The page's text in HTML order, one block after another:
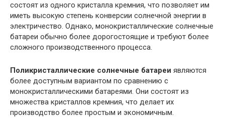
состоят из одного кристалла кремния, что позволяет им
иметь высокую степень конверсии солнечной энергии в
электричество. Однако, монокристаллические солнечные
батареи обычно более дорогостоящие и требуют более
сложного производственного процесса.
Поликристаллические солнечные батареи являются
более доступным вариантом по сравнению с
монокристаллическими батареями. Они состоят из
множества кристаллов кремния, что делает их
производство более простым и экономичным.